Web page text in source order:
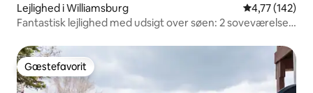
Lejlighed i Williamsburg 4,77 ud af 5 i
4,77 (142)
Fantastisk lejlighed med udsigt over søen: 2 soveværelser
Gæstefavorit
Gæstefavorit